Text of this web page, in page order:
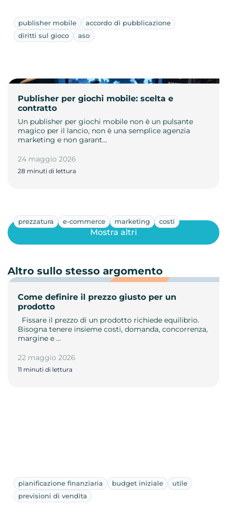
publisher mobile
accordo di pubblicazione
diritti sul gioco
aso
Publisher per giochi mobile: scelta e
contratto
Un publisher per giochi mobile non è un pulsante
magico per il lancio, non è una semplice agenzia
marketing e non garant…
24 maggio 2026
28 minuti di lettura
prezzatura e-commerce marketing costi
Come definire il prezzo giusto per un
prodotto
­ ­ Fissare il prezzo di un prodotto richiede equilibrio.
Bisogna tenere insieme costi, domanda, concorrenza,
margine e …
22 maggio 2026
11 minuti di lettura
Mostra altri
Altro sullo stesso argomento
pianificazione finanziaria budget iniziale
utile
previsioni di vendita